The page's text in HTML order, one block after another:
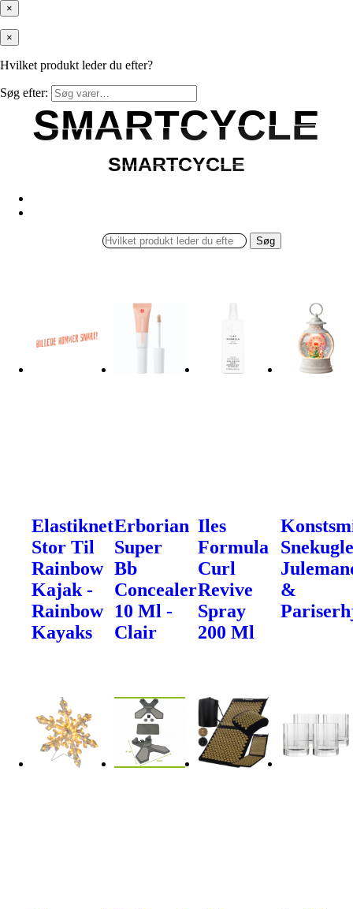
×
×
Hvilket produkt leder du efter?
Søg efter:
SMARTCYCLE
SMARTCYCLE
SMARTCYCLE
SMARTCYCLE
Søg
Elastiknet
Stor Til
Rainbow
Kajak -
Rainbow
Kayaks
Erborian
Super
Bb
Concealer
10 Ml -
Clair
Iles
Formula
Curl
Revive
Spray
200 Ml
&